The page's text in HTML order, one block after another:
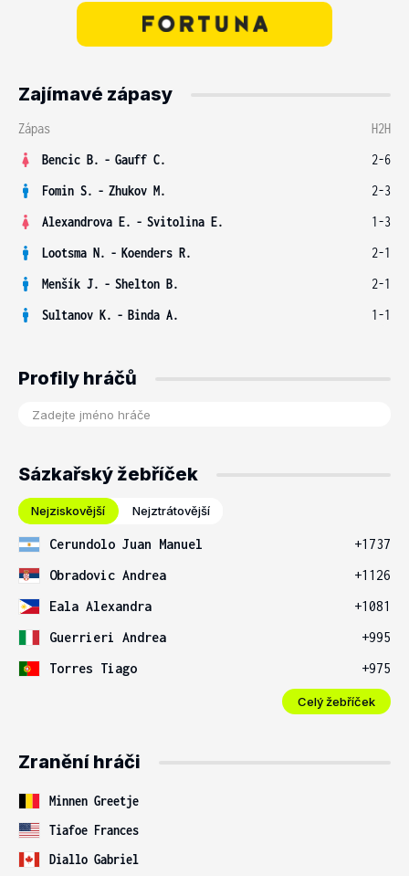
Zajímavé zápasy
Zápas
H2H
Bencic B. - Gauff C.
2-6
Fomin S. - Zhukov M.
2-3
Alexandrova E. - Svitolina E.
1-3
Lootsma N. - Koenders R.
2-1
Menšík J. - Shelton B.
2-1
Sultanov K. - Binda A. 1-1
Profily hráčů
Sázkařský žebříček
Nejziskovější Nejztrátovější
Cerundolo Juan Manuel
+1737
Obradovic Andrea
+1126
Eala Alexandra
+1081
Guerrieri Andrea
+995
Torres Tiago
+975
Celý žebříček
Zranění hráči
Minnen Greetje
Tiafoe Frances
Diallo Gabriel